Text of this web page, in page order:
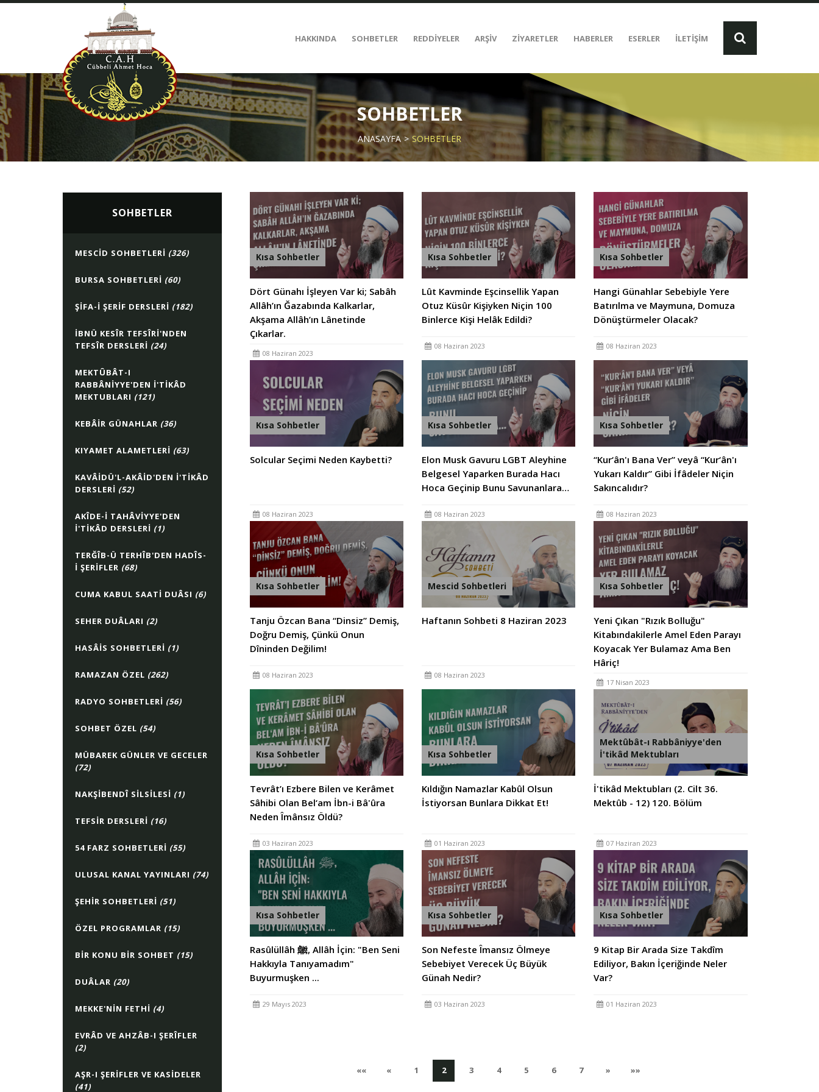
HAKKINDA SOHBETLER REDDİYELER ARŞİV ZİYARETLER HABERLER ESERLER İLETİŞİM
SOHBETLER
ANASAYFA SOHBETLER
SOHBETLER
MESCID SOHBETLERI (326)
BURSA SOHBETLERI (60)
ŞIFA-I ŞERIF DERSLERI (182)
İBNÜ KESÎR TEFSÎRI'NDEN
TEFSÎR DERSLERI (24)
MEKTÛBÂT-I
RABBÂNIYYE'DEN İ'TIKÂD
MEKTUBLARI (121)
KEBÂIR GÜNAHLAR (36)
KIYAMET ALAMETLERI (63)
KAVÂIDÜ'L-AKÂID'DEN İ'TIKÂD
DERSLERI (52)
AKÎDE-I TAHÂVIYYE'DEN
İ'TIKÂD DERSLERI (1)
TERĞÎB-Ü TERHÎB'DEN HADÎS-
I ŞERIFLER (68)
CUMA KABUL SAATI DUÂSI (6)
SEHER DUÂLARI (2)
HASÂIS SOHBETLERI (1)
RAMAZAN ÖZEL (262)
RADYO SOHBETLERI (56)
SOHBET ÖZEL (54)
MÜBAREK GÜNLER VE GECELER
(72)
NAKŞIBENDÎ SILSILESI (1)
TEFSIR DERSLERI (16)
54 FARZ SOHBETLERI (55)
ULUSAL KANAL YAYINLARI (74)
ŞEHIR SOHBETLERI (51)
ÖZEL PROGRAMLAR (15)
BIR KONU BIR SOHBET (15)
DUÂLAR (20)
MEKKE'NIN FETHI (4)
EVRÂD VE AHZÂB-I ŞERÎFLER
(2)
AŞR-I ŞERIFLER VE KASIDELER
(41)
Kısa Sohbetler
Dört Günahı İşleyen Var ki; Sabâh
Allâh’ın Ğazabında Kalkarlar,
Akşama Allâh’ın Lânetinde
Çıkarlar.
08 Haziran 2023
Kısa Sohbetler
Lût Kavminde Eşcinsellik Yapan
Otuz Küsûr Kişiyken Niçin 100
Binlerce Kişi Helâk Edildi?
08 Haziran 2023
Kısa Sohbetler
Hangi Günahlar Sebebiyle Yere
Batırılma ve Maymuna, Domuza
Dönüştürmeler Olacak?
08 Haziran 2023
Kısa Sohbetler
Solcular Seçimi Neden Kaybetti?
08 Haziran 2023
Kısa Sohbetler
Elon Musk Gavuru LGBT Aleyhine
Belgesel Yaparken Burada Hacı
Hoca Geçinip Bunu Savunanlara…
08 Haziran 2023
Kısa Sohbetler
“Kur‘ân'ı Bana Ver” veyâ “Kur‘ân'ı
Yukarı Kaldır” Gibi İfâdeler Niçin
Sakıncalıdır?
08 Haziran 2023
Kısa Sohbetler
Tanju Özcan Bana “Dinsiz” Demiş,
Doğru Demiş, Çünkü Onun
Dîninden Değilim!
08 Haziran 2023
Mescid Sohbetleri
Haftanın Sohbeti 8 Haziran 2023
08 Haziran 2023
Kısa Sohbetler
Yeni Çıkan "Rızık Bolluğu"
Kitabındakilerle Amel Eden Parayı
Koyacak Yer Bulamaz Ama Ben
Hâriç!
17 Nisan 2023
Kısa Sohbetler
Tevrât’ı Ezbere Bilen ve Kerâmet
Sâhibi Olan Bel‘am İbn-i Bâ'ûra
Neden Îmânsız Öldü?
03 Haziran 2023
Kısa Sohbetler
Kıldığın Namazlar Kabûl Olsun
İstiyorsan Bunlara Dikkat Et!
01 Haziran 2023
Mektûbât-ı Rabbâniyye'den
İ'tikâd Mektubları
İ'tikâd Mektubları (2. Cilt 36.
Mektûb - 12) 120. Bölüm
07 Haziran 2023
Kısa Sohbetler
Rasûlüllâh ﷺ, Allâh İçin: "Ben Seni
Hakkıyla Tanıyamadım"
Buyurmuşken ...
29 Mayıs 2023
Kısa Sohbetler
Son Nefeste Îmansız Ölmeye
Sebebiyet Verecek Üç Büyük
Günah Nedir?
03 Haziran 2023
Kısa Sohbetler
9 Kitap Bir Arada Size Takdîm
Ediliyor, Bakın İçeriğinde Neler
Var?
01 Haziran 2023
««İlk
«Önceki
1 (current)
2(current)
3(current)
4(current)
5(current)
6(current)
7(current)
» Sonraki
»»